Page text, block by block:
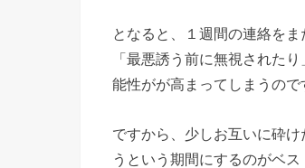
となると、１週間の連絡を
「最悪誘う前に無視された
能性がが高まってしまうので
ですから、少しお互いに砕
うという期間にするのがベ